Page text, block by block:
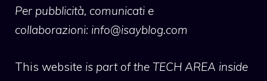
Per pubblicità, comunicati e
collaborazioni: info@isayblog.com
This website is part of the TECH AREA inside